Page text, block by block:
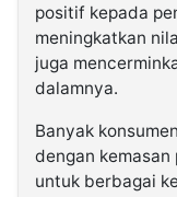
positif kepada
meningkatkan
juga
dalamnya.
Banyak
dengan
untuk berbagai